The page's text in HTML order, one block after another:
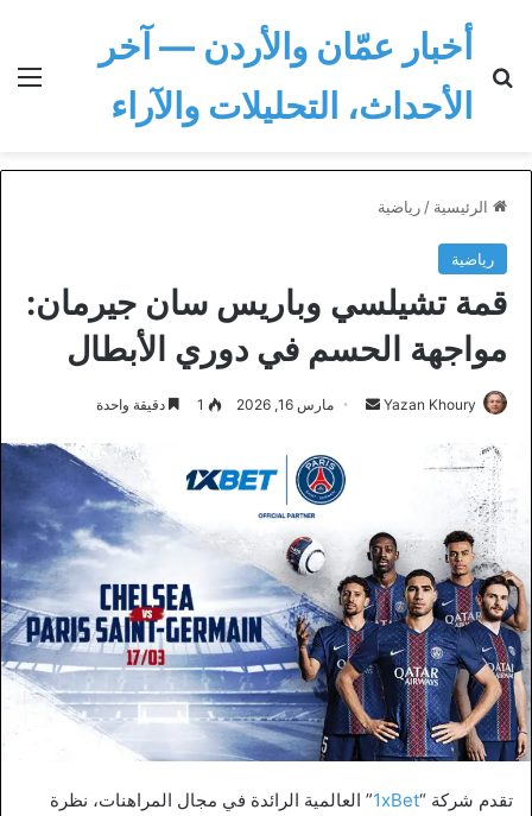
أخبار عمّان والأردن — آخر
الأحداث، التحليلات والآراء
الرئيسية / رياضية
رياضية
قمة تشيلسي وباريس سان جيرمان:
مواجهة الحسم في دوري الأبطال
Yazan Khoury
أرسل
إلكترونيا
مارس 16, 2026 1 دقيقة واحدة
تقدم شركة “1xBet” العالمية الرائدة في مجال المراهنات، نظرة